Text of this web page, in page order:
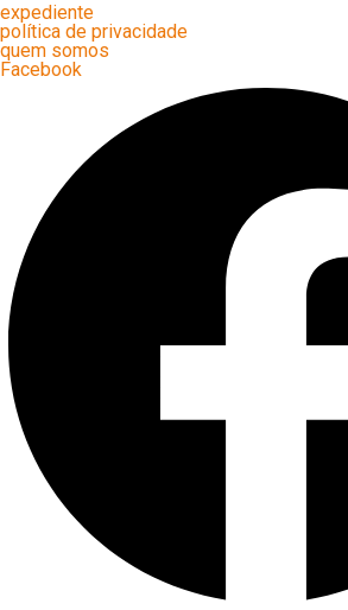
expediente
política de privacidade
quem somos
Facebook